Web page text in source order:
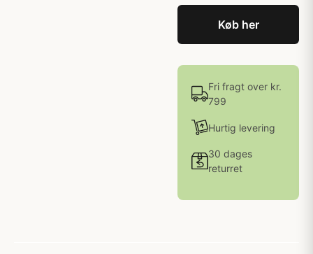
Køb her
Fri fragt over kr.
799
Hurtig levering
30 dages
returret